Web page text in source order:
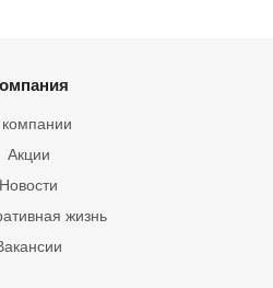
Акции
Новости
жизнь